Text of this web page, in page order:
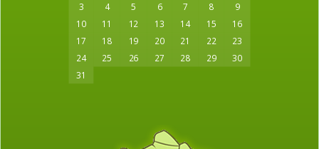
3
4 5 6 7 8
9
10
11 12 13 14 15 16
17 18 19 20 21 22 23
24 25 26 27 28 29
30
31